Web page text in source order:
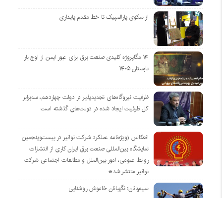
از سکوی پارالمپیک تا خط مقدم پایداری
۱۴ مگاپروژه‌ کلیدی صنعت برق برای عبور ایمن از اوج بار
تابستان ۱۴۰۵
ظرفیت نیروگاه‌های تجدیدپذیر در دولت چهاردهم، سه‌برابر
کل ظرفیت ایجاد شده در دولت‌های گذشته است
انعکاس (ویژه‌نامه عملکرد شرکت توانیر در بیست‌وپنجمین
نمایشگاه بین‌المللی صنعت برق ایران کاری از انتشارات
روابط عمومی، امور بین‌الملل و مطالعات اجتماعی شرکت
توانیر منتشر شد*
سیم‌بانان؛ نگهبانان خاموش روشنایی